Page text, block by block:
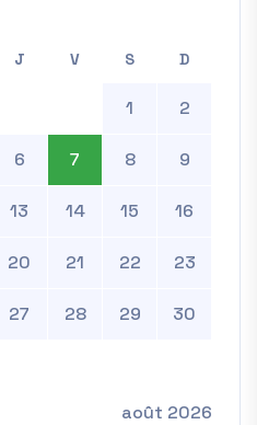
août 2026
J V S D
1 2
6 7 8 9
13 14 15 16
20 21 22 23
27 28 29 30